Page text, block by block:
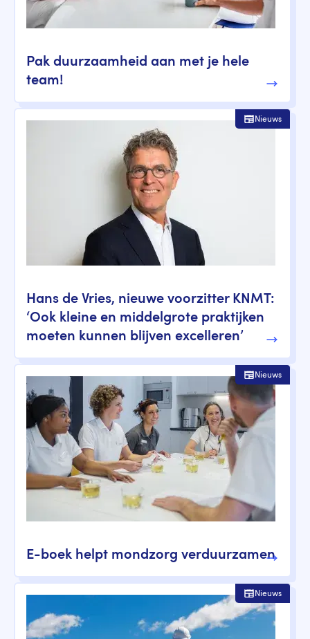
Pak duurzaamheid aan met je hele
team!
Hans de Vries, nieuwe voorzitter KNMT:
‘Ook kleine en middelgrote praktijken
moeten kunnen blijven excelleren’
Nieuws
E-boek helpt mondzorg verduurzamen
Nieuws
Nieuws